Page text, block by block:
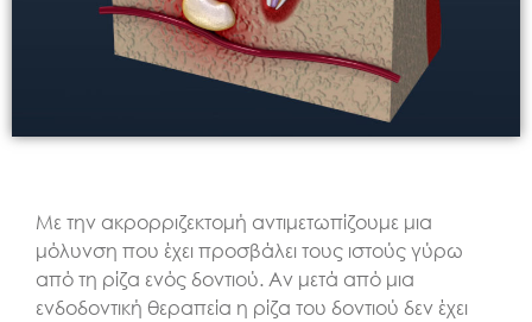
Με την ακρορριζεκτομή αντιμετωπίζουμε μια
μόλυνση που έχει προσβάλει τους ιστούς γύρω
από τη ρίζα ενός δοντιού. Αν μετά από μια
ενδοδοντική θεραπεία η ρίζα του δοντιού δεν έχει